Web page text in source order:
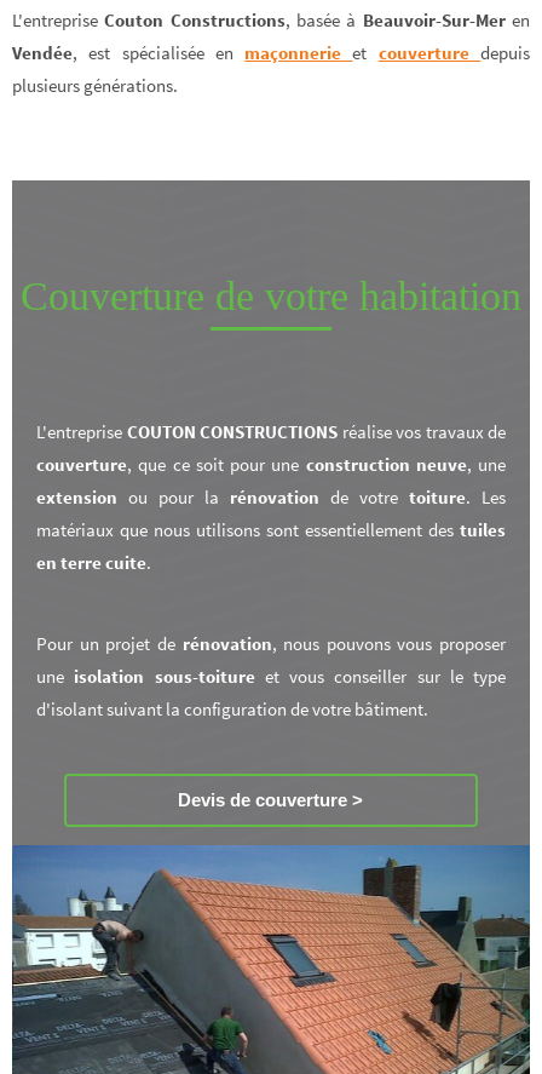
L'entrepriseCouton Constructions, basée à Beauvoir-Sur-Meren
Vendée, est spécialisée en maçonnerie et couverturedepuis
plusieurs générations.
Couverture de votre habitation
L'entreprise COUTON CONSTRUCTIONS réalise vos travaux de
couverture, que ce soit pour une construction neuve, une
extension ou pour la rénovation de votre toiture. Les
matériaux que nous utilisons sont essentiellement des tuiles
en terre cuite.
Pour un projet de rénovation, nous pouvons vous proposer
une isolation sous-toitureet vous conseiller sur le type
d'isolant suivant la configuration de votre bâtiment.
Devis de couverture >